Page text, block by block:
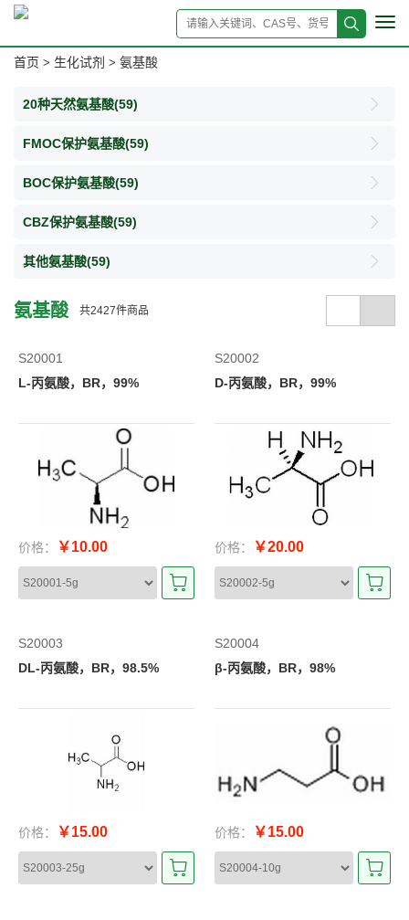
首页 > 生化试剂 > 氨基酸
20种天然氨基酸(59)
FMOC保护氨基酸(59)
BOC保护氨基酸(59)
CBZ保护氨基酸(59)
其他氨基酸(59)
氨基酸 共2427件商品
S20001
L-丙氨酸，BR，99%
价格： ￥10.00
S20002
D-丙氨酸，BR，99%
价格： ￥20.00
S20003
DL-丙氨酸，BR，98.5%
价格： ￥15.00
S20004
β-丙氨酸，BR，98%
价格： ￥15.00